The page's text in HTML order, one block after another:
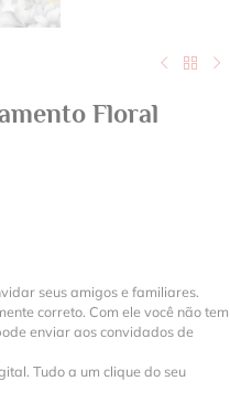
Floral
seus amigos e familiares.
correto. Com ele você não tem
enviar aos convidados de
Tudo a um clique do seu